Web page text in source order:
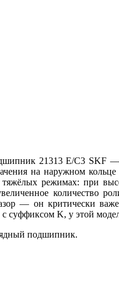
21313 E/C3 SKF —
на наружном кольце
режимах: при
количество
— он критически
суффиксом K, у этой
подшипник.